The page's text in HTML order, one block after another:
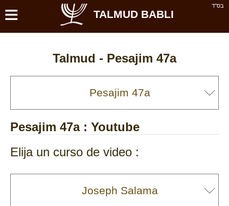
בס''ד ≡ TALMUD BABLI
Talmud - Pesajim 47a
Pesajim 47a: Youtube
Elija un curso de video :